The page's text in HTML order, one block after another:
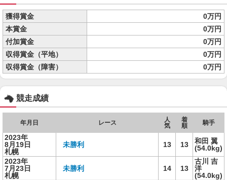
獲得賞金
0万円
本賞金
0万円
付加賞金
0万円
収得賞金（平地）
0万円
収得賞金（障害）
0万円
競走成績
年月日 レース
人
気
着
順
騎手
2023年
8月19日
札幌
未勝利 13 13
和田 翼
(54.0kg)
2023年
7月23日
札幌
未勝利 14 13
古川 吉
洋
(54.0kg)